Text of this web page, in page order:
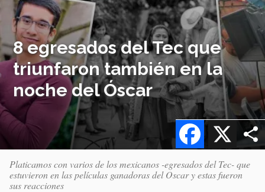
8 egresados del Tec que
triunfaron también en la
noche del Óscar
X
Facebook
Platicamos con varios de los mexicanos -egresados del Tec- que
estuvieron en las películas ganadoras del Oscar y estas fueron
sus reacciones